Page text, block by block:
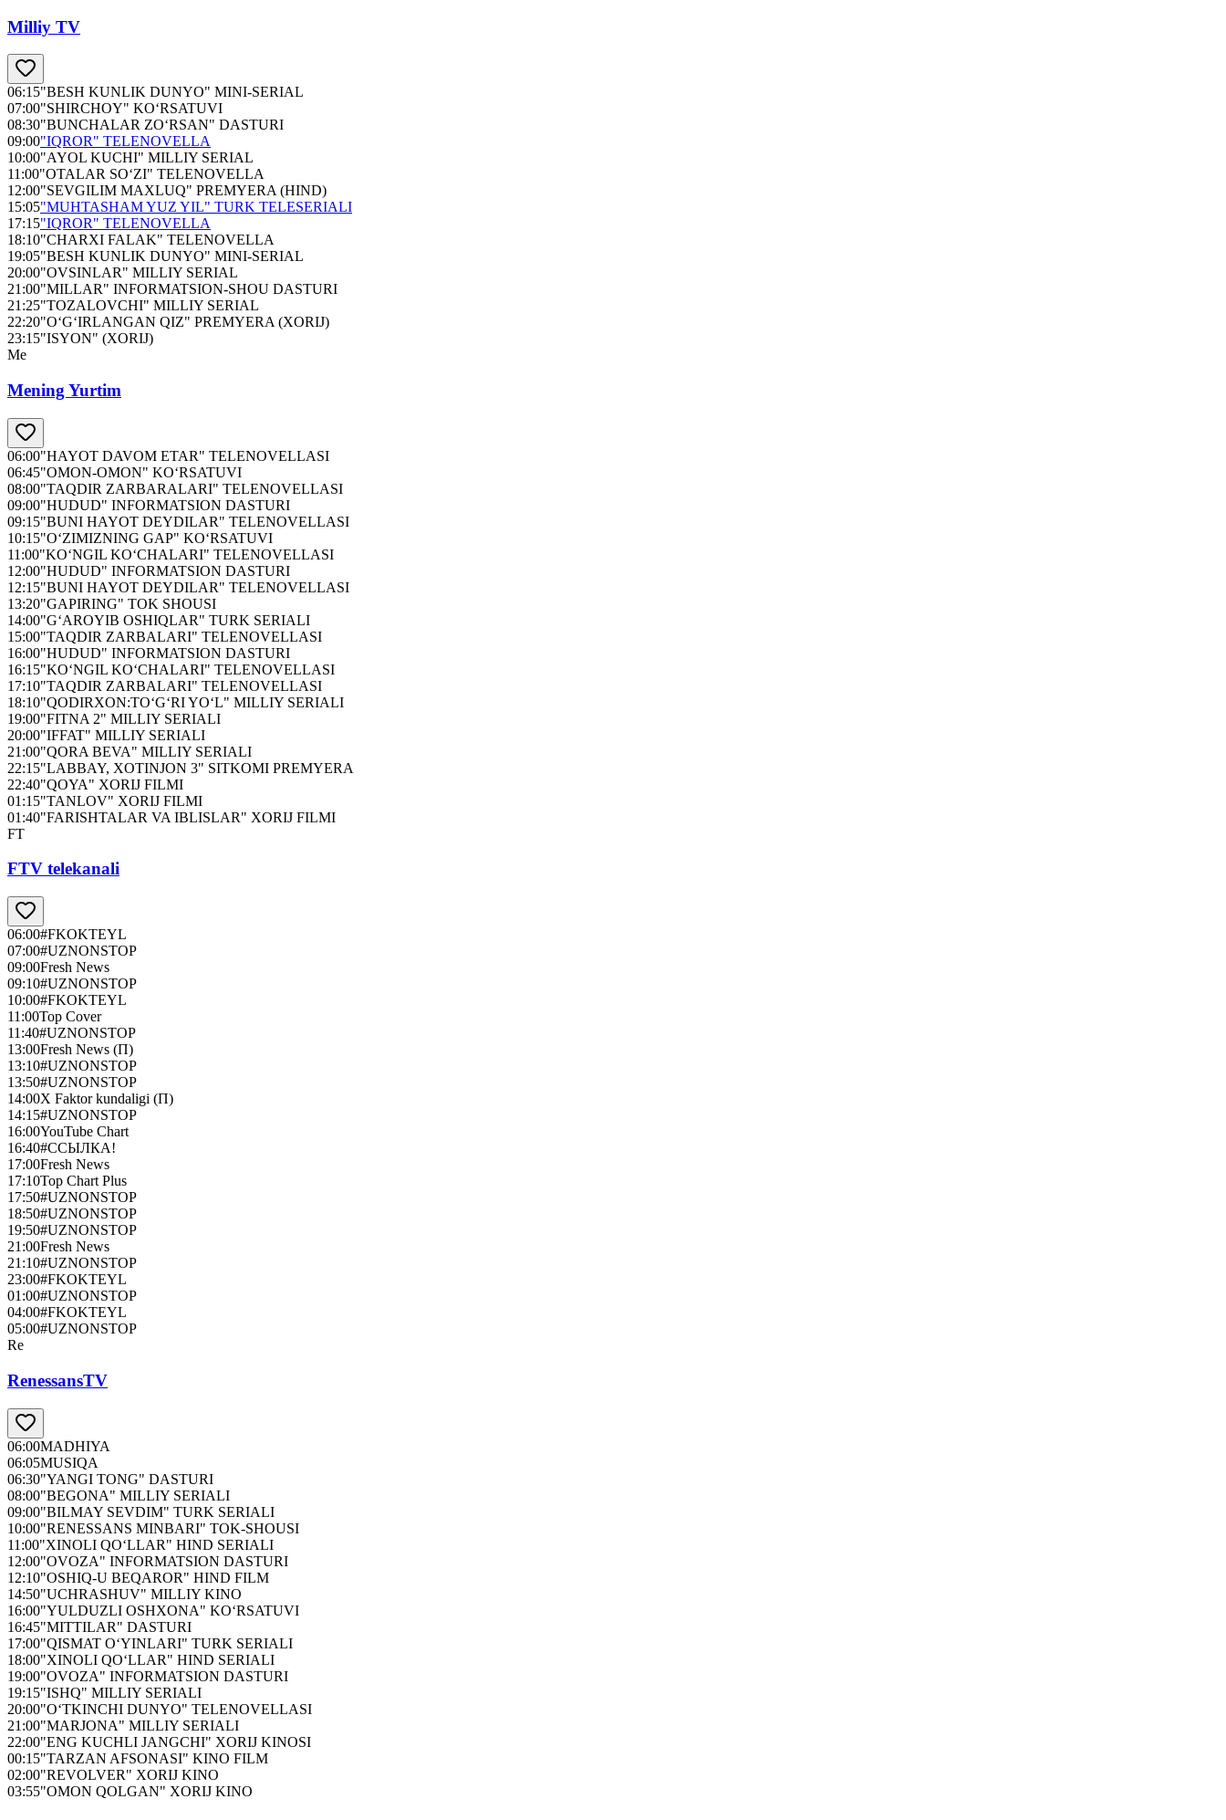
Milliy TV
06:15"BESH KUNLIK DUNYO" MINI-SERIAL
07:00"SHIRCHOY" KO‘RSATUVI
08:30"BUNCHALAR ZO‘RSAN" DASTURI
09:00"IQROR" TELENOVELLA
10:00"AYOL KUCHI" MILLIY SERIAL
11:00"OTALAR SO‘ZI" TELENOVELLA
12:00"SEVGILIM MAXLUQ" PREMYERA (HIND)
15:05"MUHTASHAM YUZ YIL" TURK TELESERIALI
17:15"IQROR" TELENOVELLA
18:10"CHARXI FALAK" TELENOVELLA
19:05"BESH KUNLIK DUNYO" MINI-SERIAL
20:00"OVSINLAR" MILLIY SERIAL
21:00"MILLAR" INFORMATSION-SHOU DASTURI
21:25"TOZALOVCHI" MILLIY SERIAL
22:20"O‘G‘IRLANGAN QIZ" PREMYERA (XORIJ)
23:15"ISYON" (XORIJ)
Me
Mening Yurtim
06:00"HAYOT DAVOM ETAR" TELENOVELLASI
06:45"OMON-OMON" KO‘RSATUVI
08:00"TAQDIR ZARBARALARI" TELENOVELLASI
09:00"HUDUD" INFORMATSION DASTURI
09:15"BUNI HAYOT DEYDILAR" TELENOVELLASI
10:15"O‘ZIMIZNING GAP" KO‘RSATUVI
11:00"KO‘NGIL KO‘CHALARI" TELENOVELLASI
12:00"HUDUD" INFORMATSION DASTURI
12:15"BUNI HAYOT DEYDILAR" TELENOVELLASI
13:20"GAPIRING" TOK SHOUSI
14:00"G‘AROYIB OSHIQLAR" TURK SERIALI
15:00"TAQDIR ZARBALARI" TELENOVELLASI
16:00"HUDUD" INFORMATSION DASTURI
16:15"KO‘NGIL KO‘CHALARI" TELENOVELLASI
17:10"TAQDIR ZARBALARI" TELENOVELLASI
18:10"QODIRXON:TO‘G‘RI YO‘L" MILLIY SERIALI
19:00"FITNA 2" MILLIY SERIALI
20:00"IFFAT" MILLIY SERIALI
21:00"QORA BEVA" MILLIY SERIALI
22:15"LABBAY, XOTINJON 3" SITKOMI PREMYERA
22:40"QOYA" XORIJ FILMI
01:15"TANLOV" XORIJ FILMI
01:40"FARISHTALAR VA IBLISLAR" XORIJ FILMI
FT
FTV telekanali
06:00#FKOKTEYL
07:00#UZNONSTOP
09:00Fresh News
09:10#UZNONSTOP
10:00#FKOKTEYL
11:00Top Cover
11:40#UZNONSTOP
13:00Fresh News (П)
13:10#UZNONSTOP
13:50#UZNONSTOP
14:00X Faktor kundaligi (П)
14:15#UZNONSTOP
16:00YouTube Chart
16:40#ССЫЛКА!
17:00Fresh News
17:10Top Chart Plus
17:50#UZNONSTOP
18:50#UZNONSTOP
19:50#UZNONSTOP
21:00Fresh News
21:10#UZNONSTOP
23:00#FKOKTEYL
01:00#UZNONSTOP
04:00#FKOKTEYL
05:00#UZNONSTOP
Re
RenessansTV
06:00MADHIYA
06:05MUSIQA
06:30"YANGI TONG" DASTURI
08:00"BEGONA" MILLIY SERIALI
09:00"BILMAY SEVDIM" TURK SERIALI
10:00"RENESSANS MINBARI" TOK-SHOUSI
11:00"XINOLI QO‘LLAR" HIND SERIALI
12:00"OVOZA" INFORMATSION DASTURI
12:10"OSHIQ-U BEQAROR" HIND FILM
14:50"UCHRASHUV" MILLIY KINO
16:00"YULDUZLI OSHXONA" KO‘RSATUVI
16:45"MITTILAR" DASTURI
17:00"QISMAT O‘YINLARI" TURK SERIALI
18:00"XINOLI QO‘LLAR" HIND SERIALI
19:00"OVOZA" INFORMATSION DASTURI
19:15"ISHQ" MILLIY SERIALI
20:00"O‘TKINCHI DUNYO" TELENOVELLASI
21:00"MARJONA" MILLIY SERIALI
22:00"ENG KUCHLI JANGCHI" XORIJ KINOSI
00:15"TARZAN AFSONASI" KINO FILM
02:00"REVOLVER" XORIJ KINO
03:55"OMON QOLGAN" XORIJ KINO